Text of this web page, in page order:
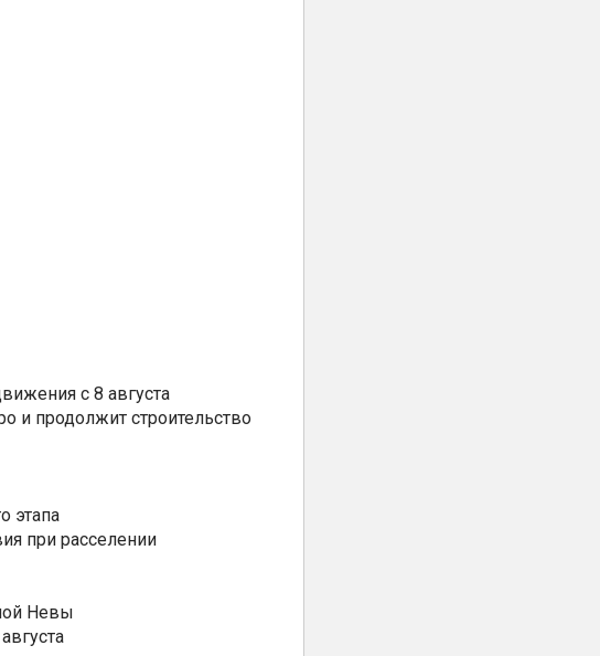
с 8 августа
и продолжит строительство
этапа
при расселении
Невы